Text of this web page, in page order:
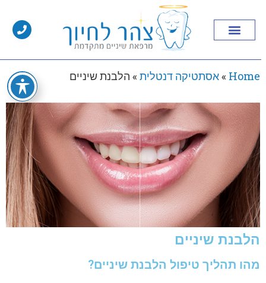
Home
»אסתטיקה דנטלית» הלבנת שיניים
הלבנת שיניים
מהו תהליך טיפול הלבנת שיניים?